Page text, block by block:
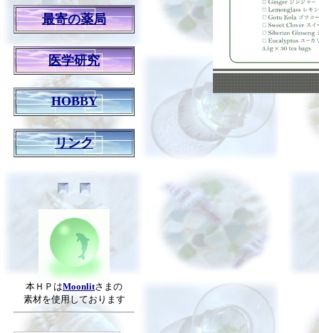
最寄の薬局
医学研究
HOBBY
リンク
本ＨＰはMoonlitさまの
素材を使用しております